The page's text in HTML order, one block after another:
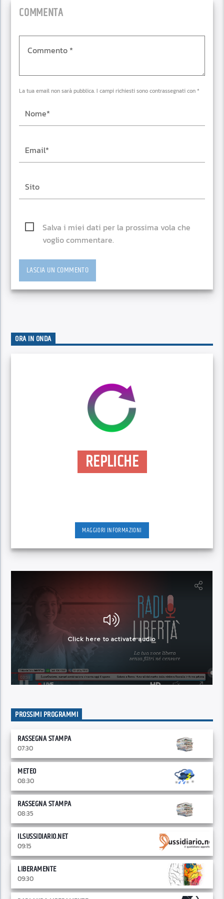
COMMENTA
La tua email non sarà pubblica. I campi richiesti sono contrassegnati con *
Salva i miei dati per la prossima vola che
voglio commentare.
ORA IN ONDA
REPLICHE
MAGGIORI INFORMAZIONI
PROSSIMI PROGRAMMI
RASSEGNA STAMPA
07:30
METEO
08:30
RASSEGNA STAMPA
08:35
ILSUSSIDIARIO.NET
09:15
LIBERAMENTE
09:30